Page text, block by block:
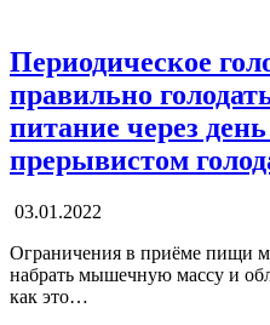
Периодическое
правильно
питание через
прерывистом
03.01.2022
Ограничения в приёме пищи
набрать мышечную массу и
как это…